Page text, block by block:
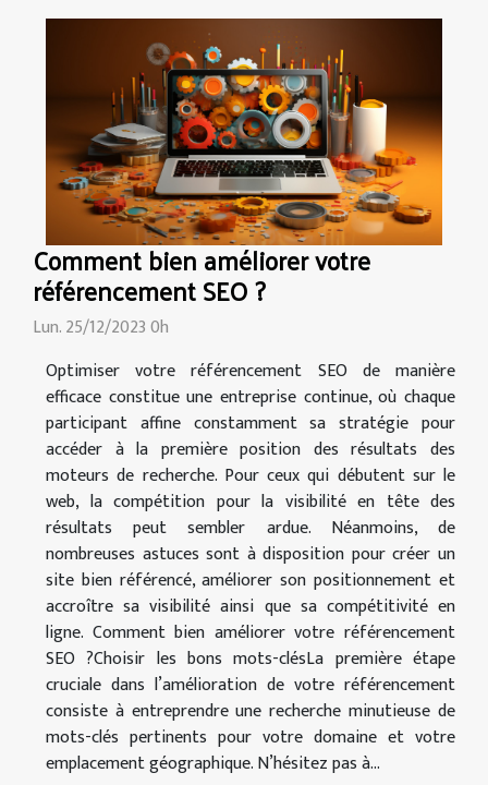
Comment bien améliorer votre
référencement SEO ?
Lun. 25/12/2023 0h
Optimiser votre référencement SEO de manière
efficace constitue une entreprise continue, où chaque
participant affine constamment sa stratégie pour
accéder à la première position des résultats des
moteurs de recherche. Pour ceux qui débutent sur le
web, la compétition pour la visibilité en tête des
résultats peut sembler ardue. Néanmoins, de
nombreuses astuces sont à disposition pour créer un
site bien référencé, améliorer son positionnement et
accroître sa visibilité ainsi que sa compétitivité en
ligne. Comment bien améliorer votre référencement
SEO ?Choisir les bons mots-clésLa première étape
cruciale dans l’amélioration de votre référencement
consiste à entreprendre une recherche minutieuse de
mots-clés pertinents pour votre domaine et votre
emplacement géographique. N’hésitez pas à...